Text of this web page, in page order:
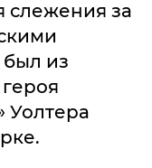
слежения за
из
Уолтера